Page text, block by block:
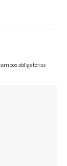
obligatorios